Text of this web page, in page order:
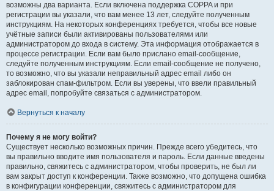
возможны два варианта. Если включена поддержка COPPA и при
регистрации вы указали, что вам менее 13 лет, следуйте полученным
инструкциям. На некоторых конференциях требуется, чтобы все новые
учётные записи были активированы пользователями или
администратором до входа в систему. Эта информация отображается в
процессе регистрации. Если вам было прислано email-сообщение,
следуйте полученным инструкциям. Если email-сообщение не получено,
то возможно, что вы указали неправильный адрес email либо он
заблокирован спам-фильтром. Если вы уверены, что ввели правильный
адрес email, попробуйте связаться с администратором.
Вернуться к началу
Почему я не могу войти?
Существует несколько возможных причин. Прежде всего убедитесь, что
вы правильно вводите имя пользователя и пароль. Если данные введены
правильно, свяжитесь с администратором, чтобы проверить, не был ли
вам закрыт доступ к конференции. Также возможно, что допущена ошибка
в конфигурации конференции, свяжитесь с администратором для